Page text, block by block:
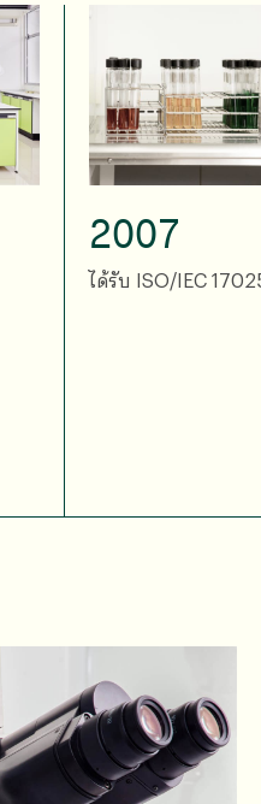
2007
ได้รับ ISO/IEC